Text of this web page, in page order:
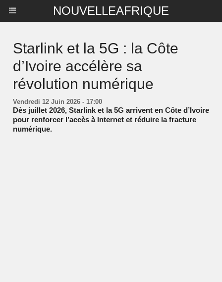
NOUVELLEAFRIQUE
Starlink et la 5G : la Côte
d’Ivoire accélère sa
révolution numérique
Vendredi 12 Juin 2026 - 17:00
Dès juillet 2026, Starlink et la 5G arrivent en Côte d’Ivoire
pour renforcer l’accès à Internet et réduire la fracture
numérique.